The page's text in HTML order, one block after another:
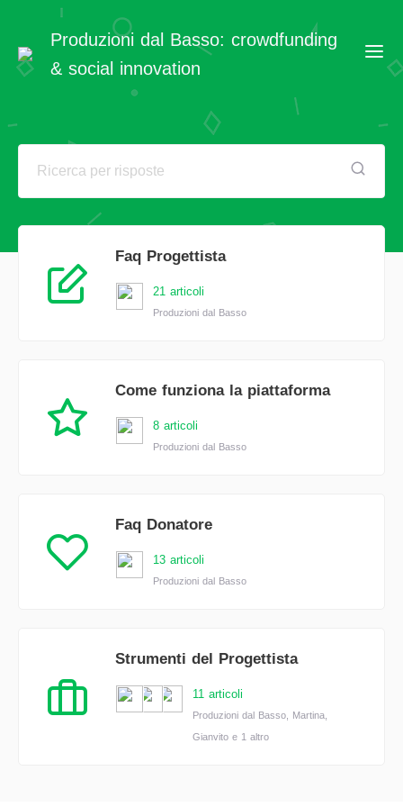
Produzioni dal Basso: crowdfunding
& social innovation
Faq Progettista
21 articoli
Produzioni dal Basso
Come funziona la piattaforma
8 articoli
Produzioni dal Basso
Faq Donatore
13 articoli
Produzioni dal Basso
Strumenti del Progettista
11 articoli
Produzioni dal Basso, Martina,
Gianvito e 1 altro